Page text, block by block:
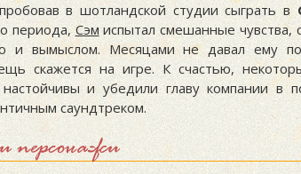
в шотландской студии сыграть в
периода,Сэмиспытал смешанные чувства,
и вымыслом. Месяцами не давал ему
скажется на игре. К счастью,
и убедили главу компании в
саундтреком.
персонажи